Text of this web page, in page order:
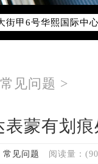
东方广场写字楼
街甲6号华熙国际中
街甲6号华熙国际中
常见问题 >
表蒙有划
常见问题 阅读量：